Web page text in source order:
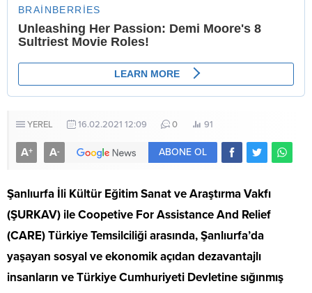
YEREL 16.02.2021 12:09 0 91
A+ A- ABONE OL
Şanlıurfa İli Kültür Eğitim Sanat ve Araştırma Vakfı
(ŞURKAV) ile Coopetive For Assistance And Relief
(CARE) Türkiye Temsilciliği arasında, Şanlıurfa’da
yaşayan sosyal ve ekonomik açıdan dezavantajlı
insanların ve Türkiye Cumhuriyeti Devletine sığınmış